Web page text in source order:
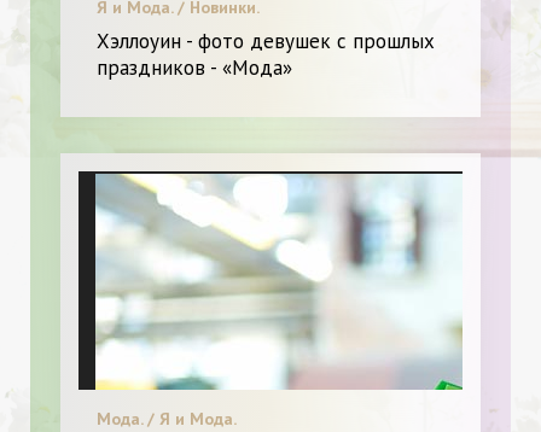
Я и Мода. / Новинки.
Хэллоуин - фото девушек с прошлых
праздников - «Мода»
Мода. / Я и Мода.